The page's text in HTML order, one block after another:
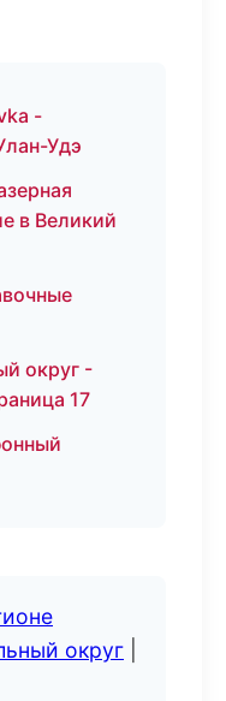
-
Удэ
в Великий
округ -
17
округ